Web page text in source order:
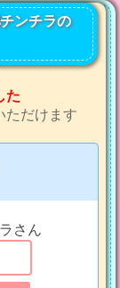
ンチラの
た
ただけます
さん